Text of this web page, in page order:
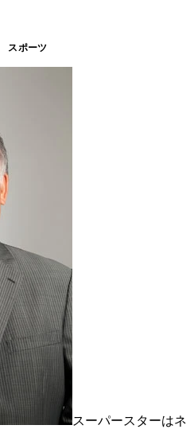
スポーツ
スーパースターはネ